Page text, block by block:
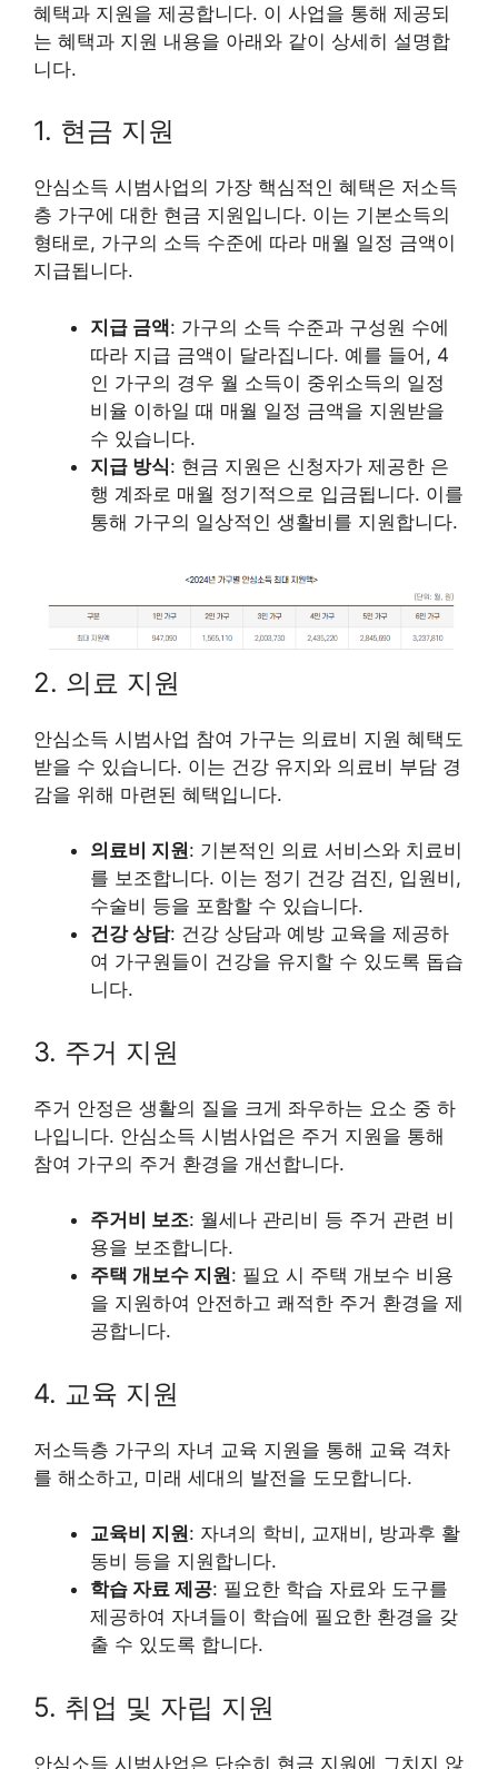
혜택과 지원을 제공합니다. 이 사업을 통해 제공되
는 혜택과 지원 내용을 아래와 같이 상세히 설명합
니다.
1. 현금 지원
안심소득 시범사업의 가장 핵심적인 혜택은 저소득
층 가구에 대한 현금 지원입니다. 이는 기본소득의
형태로, 가구의 소득 수준에 따라 매월 일정 금액이
지급됩니다.
지급 금액: 가구의 소득 수준과 구성원 수에
따라 지급 금액이 달라집니다. 예를 들어, 4
인 가구의 경우 월 소득이 중위소득의 일정
비율 이하일 때 매월 일정 금액을 지원받을
수 있습니다.
지급 방식: 현금 지원은 신청자가 제공한 은
행 계좌로 매월 정기적으로 입금됩니다. 이를
통해 가구의 일상적인 생활비를 지원합니다.
2. 의료 지원
안심소득 시범사업 참여 가구는 의료비 지원 혜택도
받을 수 있습니다. 이는 건강 유지와 의료비 부담 경
감을 위해 마련된 혜택입니다.
의료비 지원: 기본적인 의료 서비스와 치료비
를 보조합니다. 이는 정기 건강 검진, 입원비,
수술비 등을 포함할 수 있습니다.
건강 상담: 건강 상담과 예방 교육을 제공하
여 가구원들이 건강을 유지할 수 있도록 돕습
니다.
3. 주거 지원
주거 안정은 생활의 질을 크게 좌우하는 요소 중 하
나입니다. 안심소득 시범사업은 주거 지원을 통해
참여 가구의 주거 환경을 개선합니다.
주거비 보조: 월세나 관리비 등 주거 관련 비
용을 보조합니다.
주택 개보수 지원: 필요 시 주택 개보수 비용
을 지원하여 안전하고 쾌적한 주거 환경을 제
공합니다.
4. 교육 지원
저소득층 가구의 자녀 교육 지원을 통해 교육 격차
를 해소하고, 미래 세대의 발전을 도모합니다.
교육비 지원: 자녀의 학비, 교재비, 방과후 활
동비 등을 지원합니다.
학습 자료 제공: 필요한 학습 자료와 도구를
제공하여 자녀들이 학습에 필요한 환경을 갖
출 수 있도록 합니다.
5. 취업 및 자립 지원
안심소득 시범사업은 단순히 현금 지원에 그치지 않